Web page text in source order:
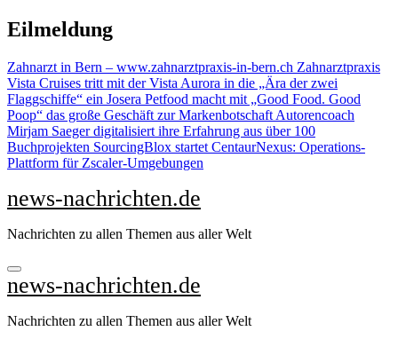
Zu
Inhalten
Eilmeldung
Zahnarzt in Bern – www.zahnarztpraxis-in-bern.ch Zahnarztpraxis
Vista Cruises tritt mit der Vista Aurora in die „Ära der zwei
Flaggschiffe“ ein Josera Petfood macht mit „Good Food. Good
Poop“ das große Geschäft zur Markenbotschaft Autorencoach
Mirjam Saeger digitalisiert ihre Erfahrung aus über 100
Buchprojekten SourcingBlox startet CentaurNexus: Operations-
Plattform für Zscaler-Umgebungen
news-nachrichten.de
Nachrichten zu allen Themen aus aller Welt
news-nachrichten.de
Nachrichten zu allen Themen aus aller Welt